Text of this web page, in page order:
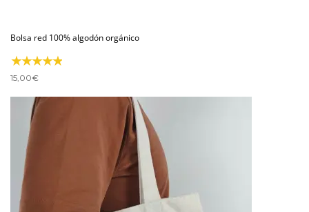
Bolsa red 100% algodón orgánico
15,00€